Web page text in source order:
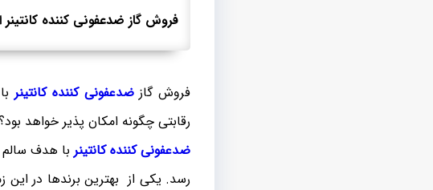
فروش گاز ضدعفونی کننده کانتینر
فروش گازضدعفونی کننده کانتینر
رقابتی چگونه امکان پذیر خواهد
ضدعفونی کننده کانتینر با هدف
رسد. یکی از بهترین برندها در